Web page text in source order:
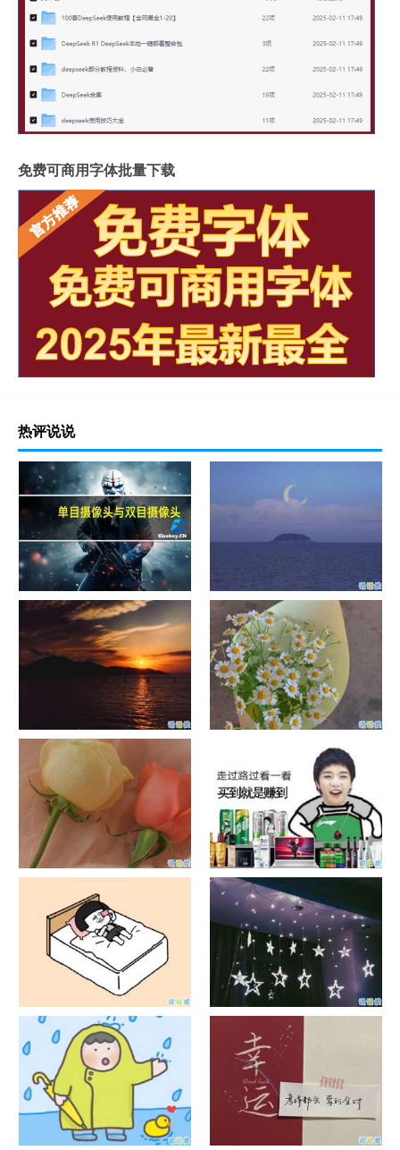
免费可商用字体批量下载
热评说说
单目摄像头与双目摄像头
晚安励志语录带图片 晚安心语
励志鸡汤
日出文案温柔句子 看日出的微
信说说配图
晒风景照的唯美说说配图 适合
发风景的朋友圈文案
官宣恋爱的说说配图 官宣句子
抖音摆地摊文案 摆地摊的搞笑
说说带图片
谐音梗土味情话大全带图片 油
腻搞笑的土味情话
很酷的霸气句子带图片 最新霸
气说说高冷范